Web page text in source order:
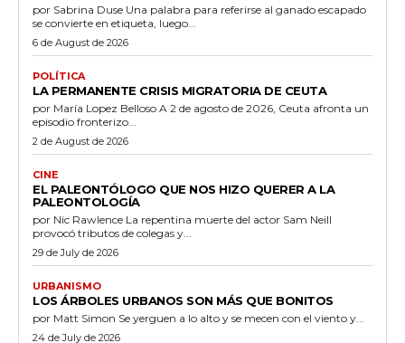
por Sabrina Duse Una palabra para referirse al ganado escapado
se convierte en etiqueta, luego...
6 de August de 2026
POLÍTICA
LA PERMANENTE CRISIS MIGRATORIA DE CEUTA
por María Lopez Belloso A 2 de agosto de 2026, Ceuta afronta un
episodio fronterizo...
2 de August de 2026
CINE
EL PALEONTÓLOGO QUE NOS HIZO QUERER A LA
PALEONTOLOGÍA
por Nic Rawlence La repentina muerte del actor Sam Neill
provocó tributos de colegas y...
29 de July de 2026
URBANISMO
LOS ÁRBOLES URBANOS SON MÁS QUE BONITOS
por Matt Simon Se yerguen a lo alto y se mecen con el viento y...
24 de July de 2026